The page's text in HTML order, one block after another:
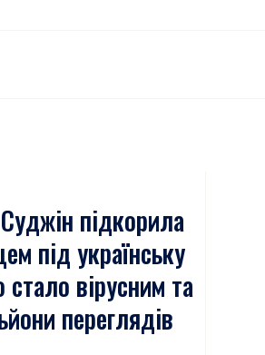
підкорила
під українську
стало вірусним та
переглядів